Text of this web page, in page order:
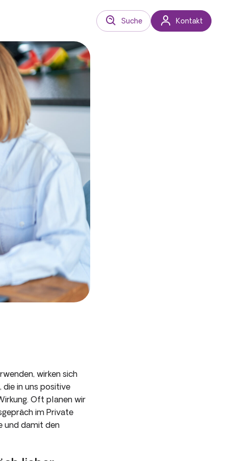
Suche Kontakt
wirken sich
in uns positive
Oft planen wir
im Private
und damit den